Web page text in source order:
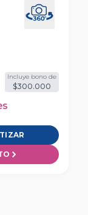
Incluye bono de
$300.000